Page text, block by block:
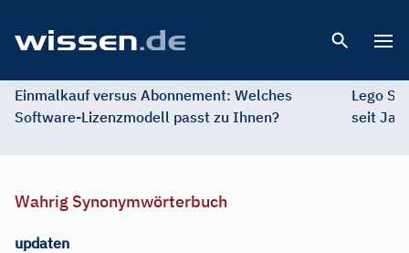
Einmalkauf versus Abonnement: Welches
Software-Lizenzmodell passt zu Ihnen?
Lego
seit
Wahrig Synonymwörterbuch
updaten